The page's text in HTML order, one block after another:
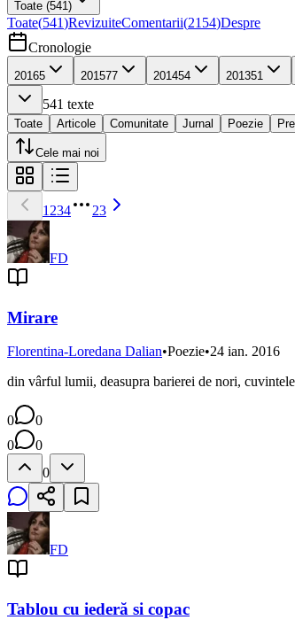
Toate (541)
Toate(541)RevizuiteComentarii(2154)Despre
Cronologie
20165 201577 201454 201351
541 texte
Toate Articole Comunitate Jurnal Poezie
Cele mai noi
1 234 23
FD
Mirare
Florentina-Loredana Dalian•Poezie•24 ian. 2016
din vârful lumii, deasupra barierei de nori,
0
0
0
0
0
FD
Tablou cu iederă si copac